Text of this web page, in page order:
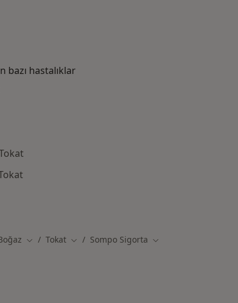
bazı hastalıklar
Şehir değiştir
Tokat Şehir değiştir
Sompo Sigorta Şehir değiştir